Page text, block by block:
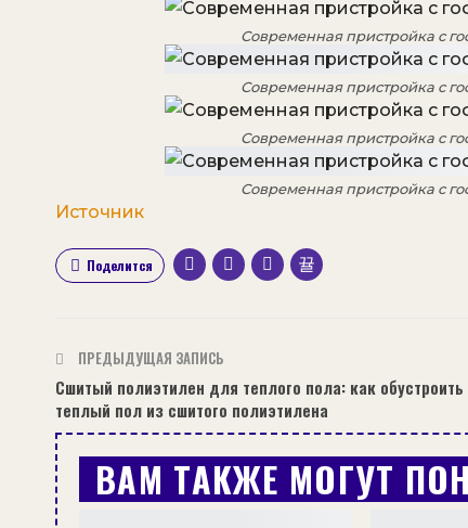
Современная пристройка с
Современная пристройка с
Современная пристройка с
Современная пристройка с
Источник
Поделится
ПРЕДЫДУЩАЯ ЗАПИСЬ
Сшитый полиэтилен для теплого пола: как обустроить
теплый пол из сшитого полиэтилена
ВАМ ТАКЖЕ МОГУТ